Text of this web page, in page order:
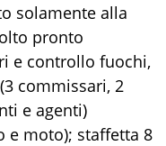
solamente alla
pronto
e controllo fuochi,
commissari, 2
e agenti)
e moto); staffetta 8